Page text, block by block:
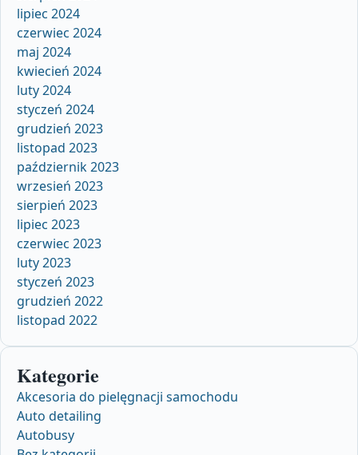
lipiec 2024
czerwiec 2024
maj 2024
kwiecień 2024
luty 2024
styczeń 2024
grudzień 2023
listopad 2023
październik 2023
wrzesień 2023
sierpień 2023
lipiec 2023
czerwiec 2023
luty 2023
styczeń 2023
grudzień 2022
listopad 2022
Kategorie
Akcesoria do pielęgnacji samochodu
Auto detailing
Autobusy